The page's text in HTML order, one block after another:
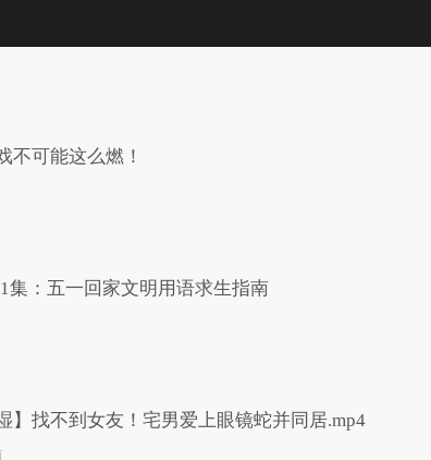
不可能这么燃！
集：五一回家文明用语求生指南
】找不到女友！宅男爱上眼镜蛇并同居.mp4